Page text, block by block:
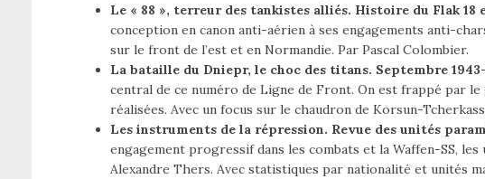
Le « 88 », terreur des tankistes alliés. Histoire du Flak 18
conception en canon anti-aérien à ses engagements anti-
sur le front de l’est et en Normandie. Par Pascal Colombier.
La bataille du Dniepr, le choc des titans. Septembre
central de ce numéro de Ligne de Front. On est frappé par
réalisées. Avec un focus sur le chaudron de Korsun-
Les instruments de la répression. Revue des unités
engagement progressif dans les combats et la Waffen-SS,
Alexandre Thers. Avec statistiques par nationalité et unités